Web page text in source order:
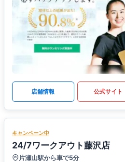
店舗情報 公式サイト
キャンペーン中
24/7ワークアウト藤沢店
片瀬山駅から車で5分